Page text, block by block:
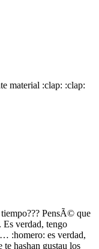
material :clap: :clap:
PensÃ© que
Es verdad, tengo
:homero: es verdad,
hashan gustau los